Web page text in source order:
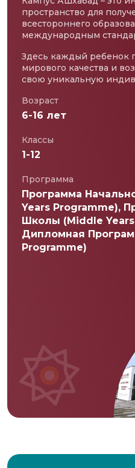
пространство для
всестороннего
международным
Здесь каждый ребенок
мирового качества и
свою уникальную
Возраст
6-16 лет
Классы
1-12
Программа
Программа
Years Programme),
Школы (Middle
Дипломная
Programme)